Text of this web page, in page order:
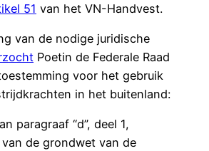
51 van het VN-Handvest.
van de nodige juridische
Poetin de Federale Raad
voor het gebruik
in het buitenland:
paragraaf “d”, deel 1,
de grondwet van de